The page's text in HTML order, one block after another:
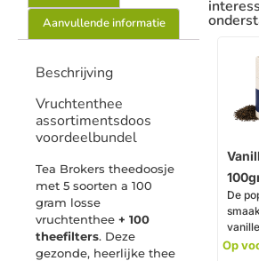
Aanvullende informatie
Beschrijving
Vruchtenthee
assortimentsdoos
voordeelbundel
Tea Brokers theedoosje
met 5 soorten a 100
gram losse
vruchtenthee + 100
theefilters. Deze
gezonde, heerlijke thee
De
vanille
Op